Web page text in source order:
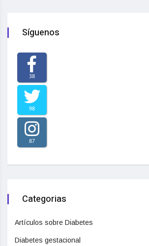
Síguenos
38
98
87
Categorias
Artículos sobre Diabetes
Diabetes gestacional